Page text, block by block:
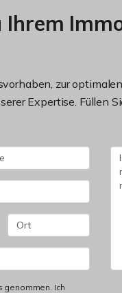
Ihrem
zur
Expertise. Füllen
genommen. Ich